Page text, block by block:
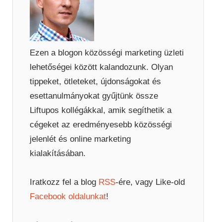
Ezen a blogon közösségi marketing üzleti
lehetőségei között kalandozunk. Olyan
tippeket, ötleteket, újdonságokat és
esettanulmányokat gyűjtünk össze
Liftupos kollégákkal, amik segíthetik a
cégeket az eredményesebb közösségi
jelenlét és online marketing
kialakításában.
Iratkozz fel a blog RSS-ére, vagy Like-old
Facebook oldalunkat!